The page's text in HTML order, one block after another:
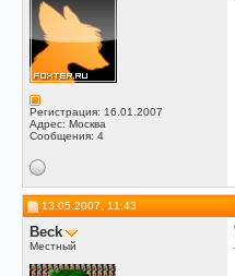
Регистрация: 16.01.2007
Адрес: Москва
Сообщения: 4
13.05.2007, 11:43
Beck
Местный